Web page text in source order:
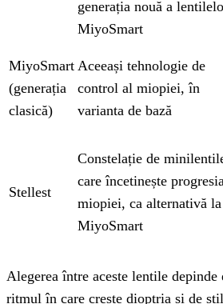
generația nouă a
MiyoSmart
MiyoSmart
(generația
clasică)
Aceeași tehnologie de
control al miopiei, în
varianta de bază
Stellest
Constelație de
care încetinește
miopiei, ca alternativă la
MiyoSmart
Alegerea între aceste lentile
ritmul în care crește dioptria și de